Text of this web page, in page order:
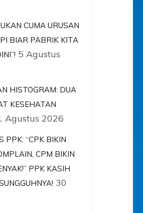
CUMA URUSAN
BIAR PABRIK KITA
5 Agustus
HISTOGRAM: DUA
KESEHATAN
Agustus 2026
PPK: “CPK BIKIN
CPM BIKIN
PPK KASIH
30